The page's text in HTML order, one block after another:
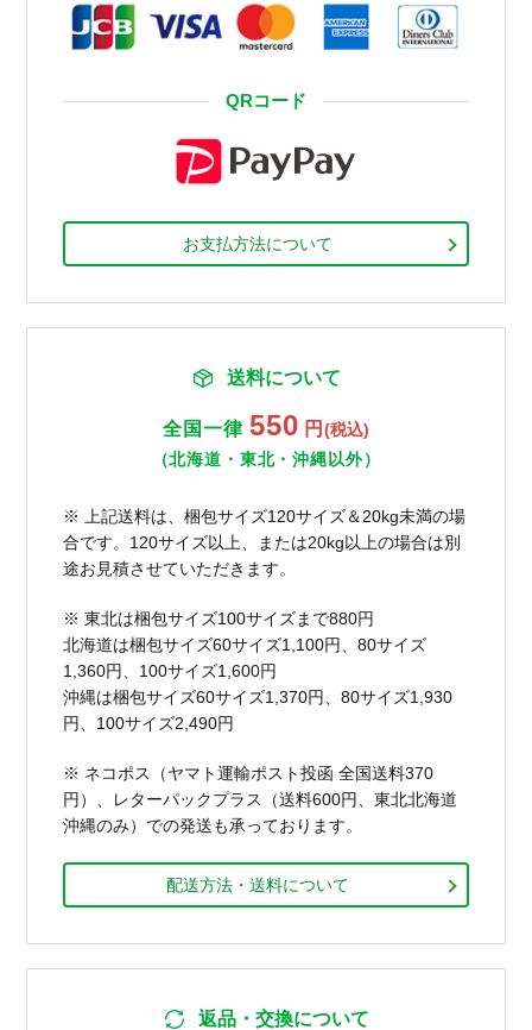
QRコード
お支払方法について
送料について
全国一律 550 円 (税込)
（北海道・東北・沖縄以外）
※ 上記送料は、梱包サイズ120サイズ＆20kg未満の場
合です。120サイズ以上、または20kg以上の場合は別
途お見積させていただきます。
※ 東北は梱包サイズ100サイズまで880円
北海道は梱包サイズ60サイズ1,100円、80サイズ
1,360円、100サイズ1,600円
沖縄は梱包サイズ60サイズ1,370円、80サイズ1,930
円、100サイズ2,490円
※ ネコポス（ヤマト運輸ポスト投函 全国送料370
円）、レターパックプラス（送料600円、東北北海道
沖縄のみ）での発送も承っております。
配送方法・送料について
返品・交換について